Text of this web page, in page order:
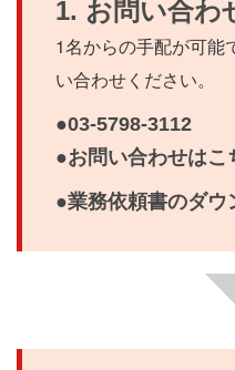
1. お問い合わ
1名からの手配が可能
い合わせください。
●03-5798-3112
●お問い合わせはこ
●業務依頼書のダウ